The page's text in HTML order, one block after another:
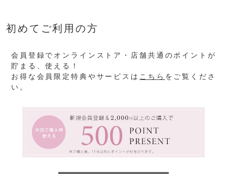
初めてご利用の方
会員登録でオンラインストア・店舗共通のポイントが
貯まる、使える！
お得な会員限定特典やサービスは こちら をご覧くださ
い。